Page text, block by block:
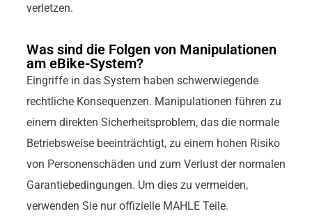
verletzen.
Was sind die Folgen von Manipulationen
am eBike-System?
Eingriffe in das System haben schwerwiegende
rechtliche Konsequenzen. Manipulationen führen zu
einem direkten Sicherheitsproblem, das die normale
Betriebsweise beeinträchtigt, zu einem hohen Risiko
von Personenschäden und zum Verlust der normalen
Garantiebedingungen. Um dies zu vermeiden,
verwenden Sie nur offizielle MAHLE Teile.